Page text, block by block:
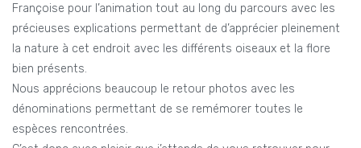
Françoise pour l’animation tout au long du parcours avec les
précieuses explications permettant de d’apprécier pleinement
la nature à cet endroit avec les différents oiseaux et la flore
bien présents.
Nous apprécions beaucoup le retour photos avec les
dénominations permettant de se remémorer toutes le
espèces rencontrées.